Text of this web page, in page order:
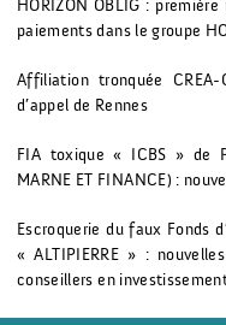
HORIZON OBLIG :
paiements dans le groupe
Affiliation tronquée
d’appel de Rennes
FIA toxique « ICBS » de
MARNE ET FINANCE) :
Escroquerie du faux Fonds
« ALTIPIERRE » :
conseillers en